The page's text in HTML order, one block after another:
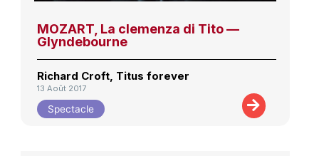
MOZART, La clemenza di Tito —
Glyndebourne
Richard Croft, Titus forever
13 Août 2017
Spectacle